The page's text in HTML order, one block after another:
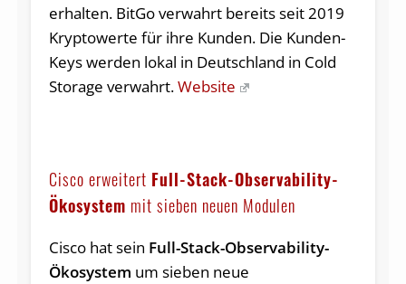
erhalten. BitGo verwahrt bereits seit 2019
Kryptowerte für ihre Kunden. Die Kunden-
Keys werden lokal in Deutschland in Cold
Storage verwahrt.Website
Cisco erweitert Full-Stack-Observability-
Ökosystem mit sieben neuen Modulen
Cisco hat sein Full-Stack-Observability-
Ökosystem um sieben neue